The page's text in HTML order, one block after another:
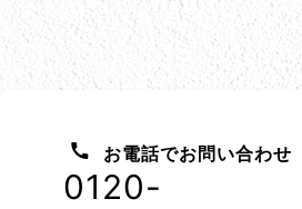
お電話でお問い合わせ
0120-